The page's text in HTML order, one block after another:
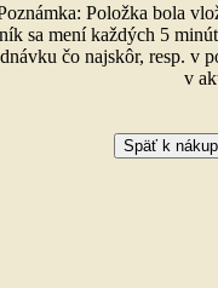
Položka bola
sa mení každých 5
čo najskôr, resp. v
v